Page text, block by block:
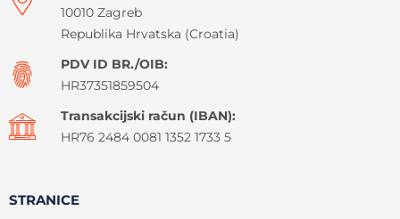
10010 Zagreb
Republika Hrvatska (Croatia)
PDV ID BR./OIB:
HR37351859504
Transakcijski račun (IBAN):
HR76 2484 0081 1352 1733 5
STRANICE